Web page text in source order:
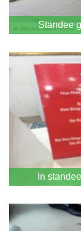
Standee
In